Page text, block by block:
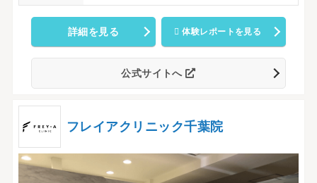
詳細を見る 体験レポートを見る
公式サイトへ
フレイアクリニック千葉院